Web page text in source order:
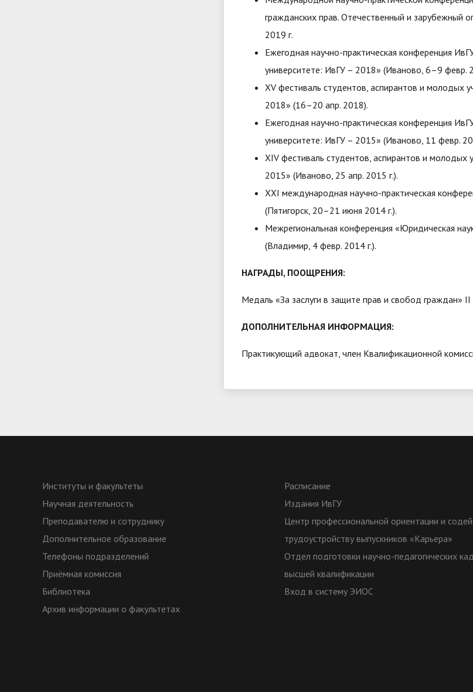
гражданских прав. Отечественный и зарубежный
2019 г.
Ежегодная научно-практическая конференция
университете: ИвГУ – 2018» (Иваново, 6–9 февр.
XV фестиваль студентов, аспирантов и молодых
2018» (16–20 апр. 2018).
Ежегодная научно-практическая конференция
университете: ИвГУ – 2015» (Иваново, 11 февр.
XIV фестиваль студентов, аспирантов и молодых
2015» (Иваново, 25 апр. 2015 г.).
XXI международная научно-практическая
(Пятигорск, 20–21 июня 2014 г.).
Межрегиональная конференция «Юридическая
(Владимир, 4 февр. 2014 г.).
НАГРАДЫ, ПООЩРЕНИЯ:
Медаль «За заслуги в защите прав и свобод граждан» II
ДОПОЛНИТЕЛЬНАЯ ИНФОРМАЦИЯ:
Практикующий адвокат, член Квалификационной
Институты и факультеты
Научная деятельность
Преподавателю и сотруднику
Дополнительное образование
Телефоны подразделений
Приёмная комиссия
Библиотека
Архив информации о факультетах
Расписание
Издания ИвГУ
Центр профессиональной ориентации и
трудоустройству выпускников «Карьера»
Отдел подготовки научно-педагогических
высшей квалификации
Вход в систему ЭИОС